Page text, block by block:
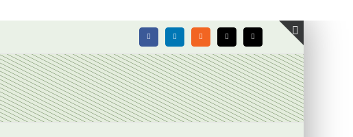
FacebookLinkedIn Rss X Email
Toggle
area
barra
scorrevole